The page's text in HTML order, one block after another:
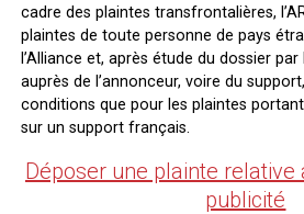
cadre des plaintes transfrontalières,
plaintes de toute personne de pays
l’Alliance et, après étude du dossier
auprès de l’annonceur, voire du
conditions que pour les plaintes
sur un support français.
Déposer une plainte relative
publicité